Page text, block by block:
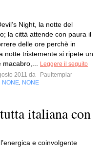
Night, la notte del
la città attende con paura il
delle ore perchè in
notte tristemente si ripete un
macabro,...
Leggere il seguito
2011 da
Paultemplar
NONE NONE
italiana con
e coinvolgente